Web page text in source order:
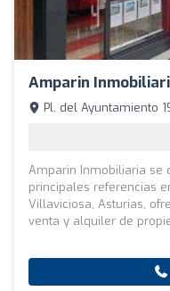
Amparin
Pl. del Ayuntamiento
Amparin Inmobiliaria se
principales referencias
Villaviciosa, Asturias,
venta y alquiler de